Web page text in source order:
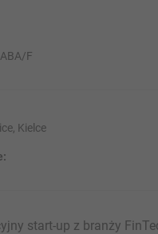
F
Kielce
start-up z branży